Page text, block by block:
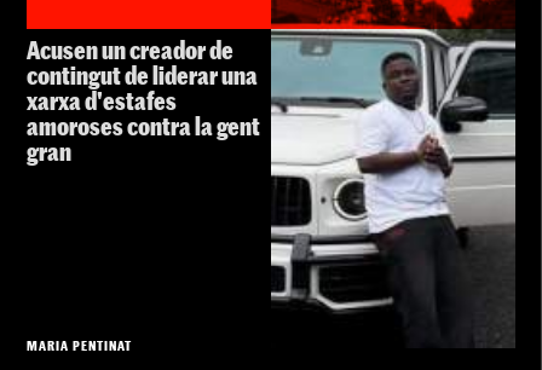
Acusen un creador de
contingut de liderar una
xarxa d'estafes
amoroses contra la gent
gran
MARIA PENTINAT